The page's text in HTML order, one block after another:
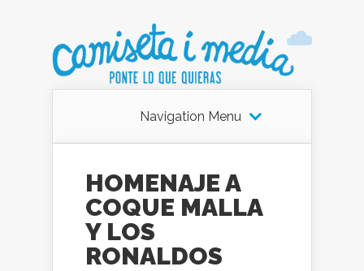
Navigation Menu
HOMENAJE A
COQUE MALLA
Y LOS
RONALDOS